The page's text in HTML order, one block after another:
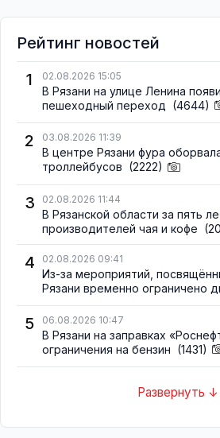
Рейтинг новостей
1
02.08.2026 15:05
В Рязани на улице Ленина
пешеходный переход (4644)
2 03.08.2026 11:39
В центре Рязани фура
троллейбусов (2222)
3 02.08.2026 11:44
В Рязанской области за пять
производителей чая и кофе
4 02.08.2026 09:41
Из-за мероприятий,
Рязани временно ограничено
5 06.08.2026 10:47
В Рязани на заправках
ограничения на бензин (1431)
Развернуть ↓